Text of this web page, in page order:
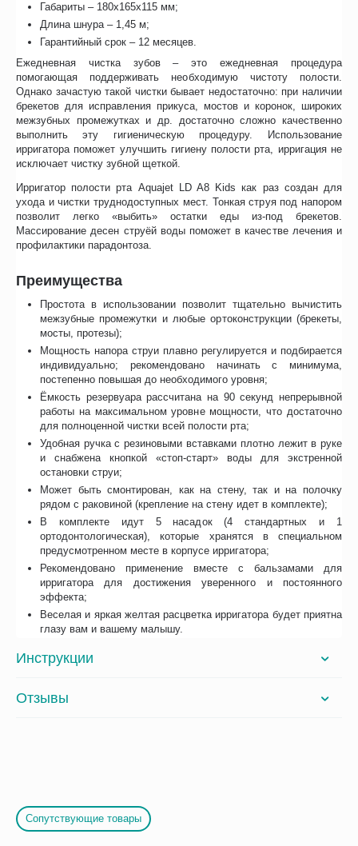
Габариты – 180х165х115 мм;
Длина шнура – 1,45 м;
Гарантийный срок – 12 месяцев.
Ежедневная чистка зубов – это ежедневная процедура
помогающая поддерживать необходимую чистоту полости.
Однако зачастую такой чистки бывает недостаточно: при наличии
брекетов для исправления прикуса, мостов и коронок, широких
межзубных промежутках и др. достаточно сложно качественно
выполнить эту гигиеническую процедуру. Использование
ирригатора поможет улучшить гигиену полости рта, ирригация не
исключает чистку зубной щеткой.
Ирригатор полости рта Aquajet LD A8 Kids как раз создан для
ухода и чистки труднодоступных мест. Тонкая струя под напором
позволит легко «выбить» остатки еды из-под брекетов.
Массирование десен струёй воды поможет в качестве лечения и
профилактики парадонтоза.
Преимущества
Простота в использовании позволит тщательно вычистить
межзубные промежутки и любые ортоконструкции (брекеты,
мосты, протезы);
Мощность напора струи плавно регулируется и подбирается
индивидуально; рекомендовано начинать с минимума,
постепенно повышая до необходимого уровня;
Ёмкость резервуара рассчитана на 90 секунд непрерывной
работы на максимальном уровне мощности, что достаточно
для полноценной чистки всей полости рта;
Удобная ручка с резиновыми вставками плотно лежит в руке
и снабжена кнопкой «стоп-старт» воды для экстренной
остановки струи;
Может быть смонтирован, как на стену, так и на полочку
рядом с раковиной (крепление на стену идет в комплекте);
В комплекте идут 5 насадок (4 стандартных и 1
ортодонтологическая), которые хранятся в специальном
предусмотренном месте в корпусе ирригатора;
Рекомендовано применение вместе с бальзамами для
ирригатора для достижения уверенного и постоянного
эффекта;
Веселая и яркая желтая расцветка ирригатора будет приятна
глазу вам и вашему малышу.
Инструкции
Отзывы
Сопутствующие товары